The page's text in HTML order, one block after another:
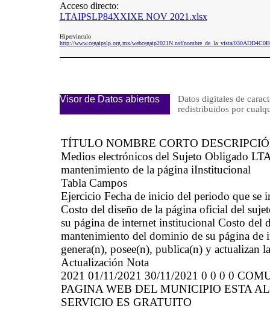
Acceso directo:
LTAIPSLP84XXIXE NOV 2021.xlsx
Hipervinculo
http://www.cegaipslp.org.mx/webcegaip2021N.nsf/nombre_de_la_vista/
Visor de Datos abiertos
Datos digitales de
redistribuidos por
TÍTULO NOMBRE CORTO
Medios electrónicos del Sujeto Obligado
mantenimiento de la página iInstitucional
Tabla Campos
Ejercicio Fecha de inicio del periodo que se
Costo del diseño de la página oficial del
su página de internet institucional Costo
mantenimiento del dominio de su página de
genera(n), posee(n), publica(n) y actualizan
Actualización Nota
2021 01/11/2021 30/11/2021 0 0 0 0
PAGINA WEB DEL MUNICIPIO ESTA
SERVICIO ES GRATUITO